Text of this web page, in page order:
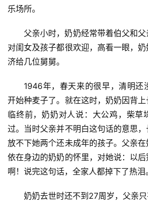
乐场所。
父亲小时，奶奶经常带着伯父和
对闺女及孩子都很欢迎，高看一眼，
济给几位舅舅。
1946年，春天来的很早，清明还
开始种麦子了。就在这时，奶奶因背
临终前，奶奶对人说：大公鸡，柴草
过。当时父亲并不明白这句话的意思
放不下她两个还未成年的孩子。父亲
依在身边的奶奶的怀里，对她说：以
啊！说完这句话，全家人都掉下了热泪。
奶奶去世时还不到27周岁，父亲只